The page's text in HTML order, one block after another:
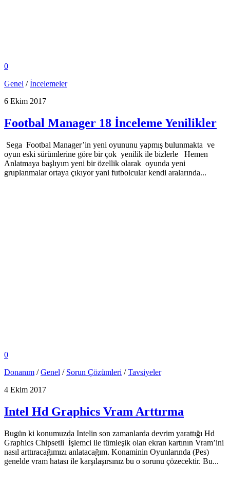
0
Genel /İncelemeler
6 Ekim 2017
Footbal Manager 18 İnceleme Yenilikler
Sega Footbal Manager’in yeni oyununu yapmış bulunmakta ve
oyun eski sürümlerine göre bir çok yenilik ile bizlerle Hemen
Anlatmaya başlıyım yeni bir özellik olarak oyunda yeni
gruplanmalar ortaya çıkıyor yani futbolcular kendi aralarında...
0
Donanım /Genel / Sorun Çözümleri /Tavsiyeler
4 Ekim 2017
Intel Hd Graphics Vram Arttırma
Bugün ki konumuzda Intelin son zamanlarda devrim yarattığı Hd
Graphics Chipsetli İşlemci ile tümleşik olan ekran kartının Vram’ini
nasıl arttıracağımızı anlatacağım. Konaminin Oyunlarında (Pes)
genelde vram hatası ile karşılaşırsınız bu o sorunu çözecektir. Bu...